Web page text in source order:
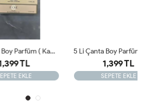
5 Li Çanta Boy Parfüm ( Kadın ) 33ml X 5 5 Li Çanta Boy Parfüm ( Erkek ) 33ml X 5
SEPETE EKLE